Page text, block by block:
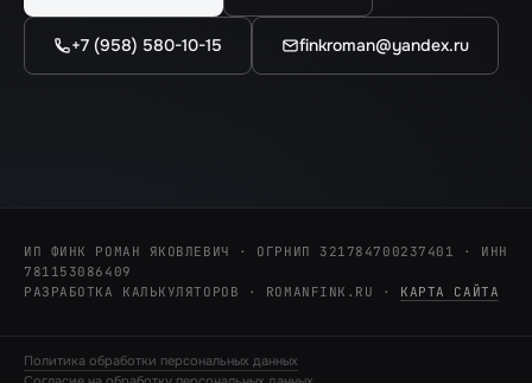
+7 (958) 580-10-15 finkroman@yandex.ru
ИП ФИНК РОМАН ЯКОВЛЕВИЧ · ОГРНИП 321784700237401 · ИНН
781153086409
РАЗРАБОТКА КАЛЬКУЛЯТОРОВ · ROMANFINK.RU
· КАРТА САЙТА
Политика обработки персональных данных